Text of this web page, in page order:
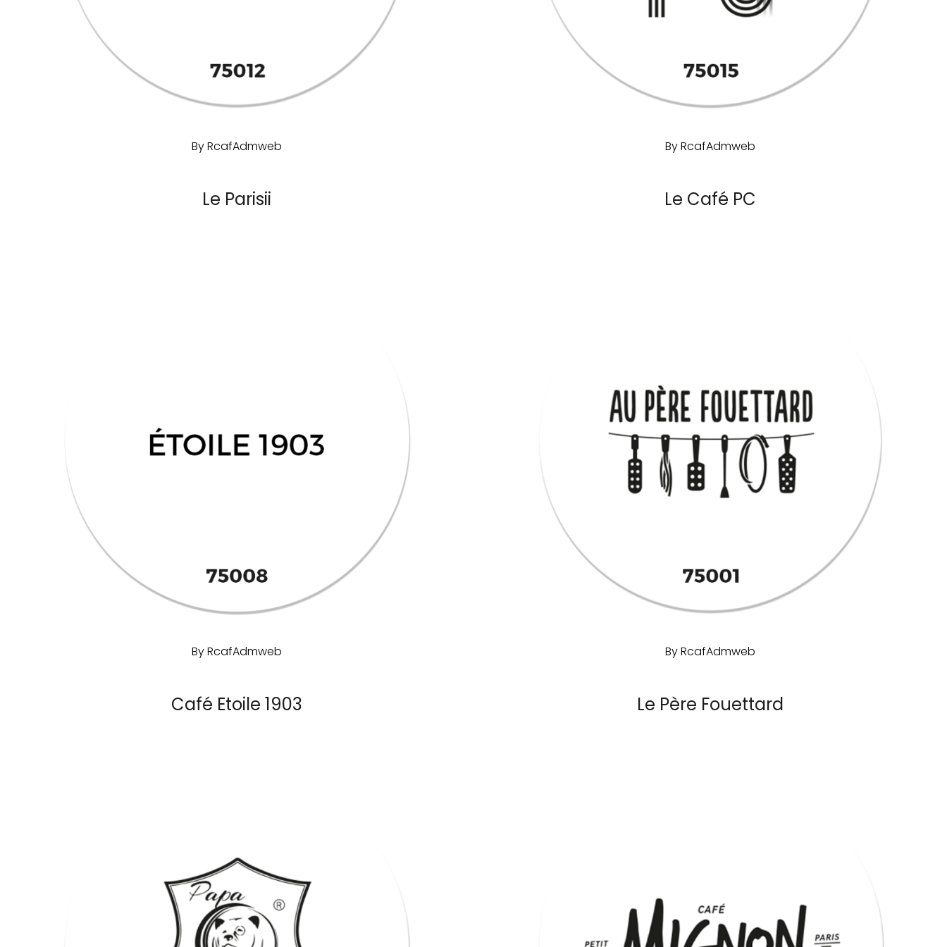
ByRcafAdmweb
Le Parisii
ByRcafAdmweb
Le Café PC
ByRcafAdmweb
Café Etoile 1903
ByRcafAdmweb
Le Père Fouettard